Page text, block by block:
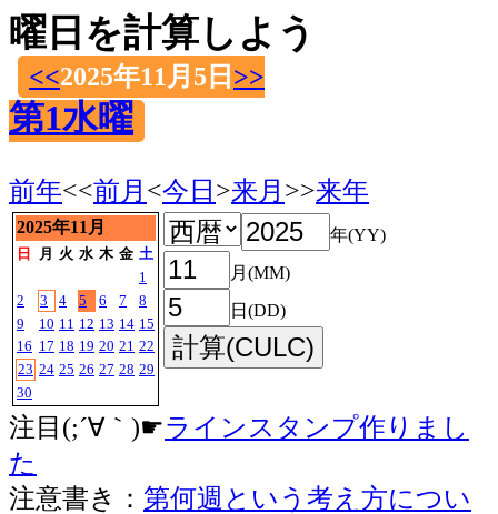
曜日を計算しよう
<<2025年11月5日 >>
第1水曜
前年<<前月 <今日 >来月 >>来年
2025年11月
日 月 火 水 木 金 土
1
2
3 4 5 6 7
8
9
10 11 12 13 14 15
16 17 18 19 20 21 22
23 24 25 26 27 28 29
30
年(YY)
月(MM)
日(DD)
注目(;´∀｀)☛ラインスタンプ作りまし
た
注意書き： 第何週という考え方につい